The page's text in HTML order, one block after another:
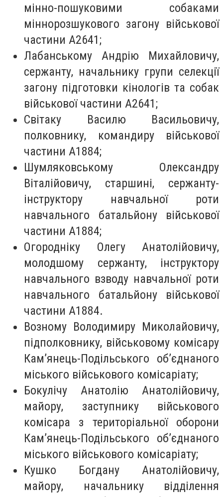
мінно-пошуковими собаками
міннорозшукового загону військової
частини А2641;
Лабанському Андрію Михайловичу,
сержанту, начальнику групи селекції
загону підготовки кінологів та собак
військової частини А2641;
Світаку Василю Васильовичу,
полковнику, командиру військової
частини А1884;
Шумляковському Олександру
Віталійовичу, старшині, сержанту-
інструктору навчальної роти
навчального батальйону військової
частини А1884;
Огородніку Олегу Анатолійовичу,
молодшому сержанту, інструктору
навчального взводу навчальної роти
навчального батальйону військової
частини А1884.
Возному Володимиру Миколайовичу,
підполковнику, військовому комісару
Кам’янець-Подільського об’єднаного
міського військового комісаріату;
Бокулічу Анатолію Анатолійовичу,
майору, заступнику військового
комісара з територіальної оборони
Кам’янець-Подільського об’єднаного
міського військового комісаріату;
Кушко Богдану Анатолійовичу,
майору, начальнику відділення